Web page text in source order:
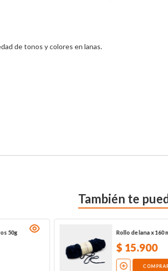
de tonos y colores en lanas.
También te
50g Rollo de lana x 160
$ 15.900